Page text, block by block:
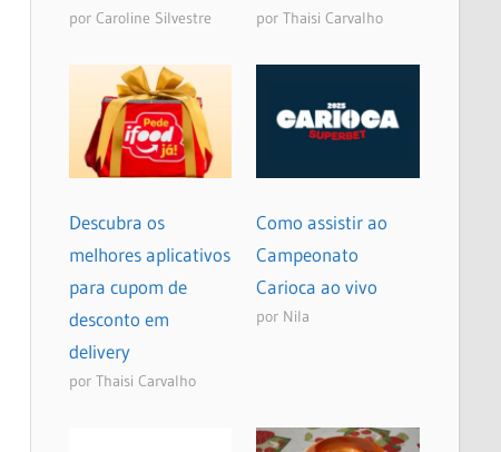
por Caroline Silvestre por Thaisi Carvalho
Descubra os
melhores aplicativos
para cupom de
desconto em
delivery
por Thaisi Carvalho
Como assistir ao
Campeonato
Carioca ao vivo
por Nila